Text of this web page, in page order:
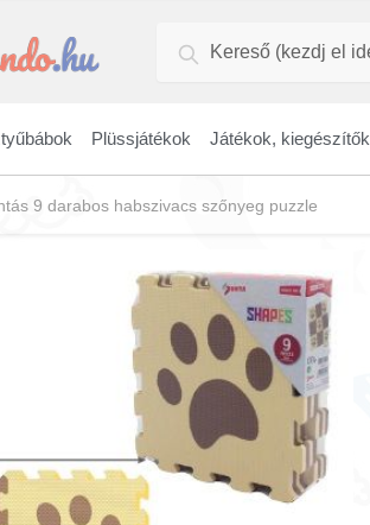
Keresés
Plüssjátékok Játékok, kiegészítők
9 darabos habszivacs szőnyeg puzzle